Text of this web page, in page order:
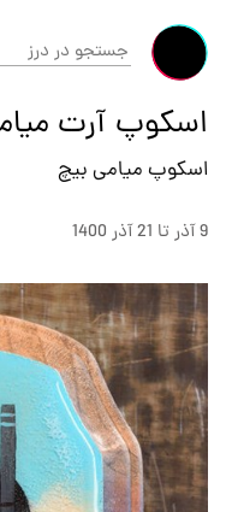
اسکوپ آرت میامی
اسکوپ میامی بیچ
9 آذر تا 21 آذر 1400